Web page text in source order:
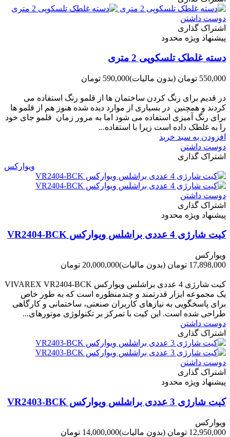
دوست داشتن
اشتراک گذاری
پیشنهاد ویژه محدود
دسته غلطک تلسکوپی 2 متری
550,000 تومان (بدون مالیات)590,000 تومان
در قدیم برای رنگ کردن ساختمان ها از قلمو رنگ استفاده می
کردند و همچنین در بسیاری از موارد دیده شده هنوز هم از قلمو ها
برای رنگ آمیزی استفاده می شود اما به مرور زمان قلمو جای خود
را به غلطک داده است زیرا با استفاده...
افزودن به سبد خرید
دوست داشتن
اشتراک گذاری
ویوارکس
دوست داشتن
اشتراک گذاری
پیشنهاد ویژه محدود
کیت شارژی 4 عددی براشلس ویوارکس VR2404-BCK
ویوارکس
17,898,000 تومان
(بدون مالیات)20,000,000 تومان
کیت شارژی 4 عددی براشلس ویوارکس VIVAREX VR2404-BCK
یک مجموعه ابزار قدرتمند و چندمنظوره است که به طور خاص
برای پاسخگویی به نیازهای کاربران صنعتی، ساختمانی و کارگاهی
طراحی شده است. این کیت با تمرکز بر تکنولوژی موتورهای...
دوست داشتن
اشتراک گذاری
دوست داشتن
اشتراک گذاری
پیشنهاد ویژه محدود
کیت شارژی 3 عددی براشلس ویوارکس VR2403-BCK
ویوارکس
12,950,000 تومان
(بدون مالیات)14,000,000 تومان